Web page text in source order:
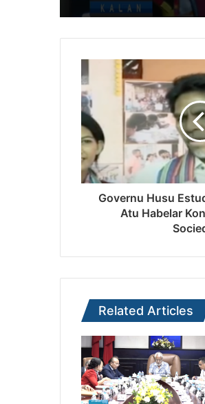
Governu Husu
Atu Habelar
Related Articles